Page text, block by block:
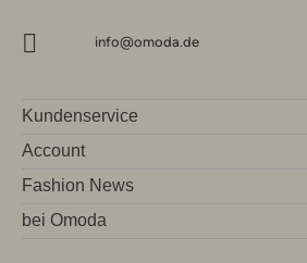
info@omoda.de
Kundenservice
Account
Fashion News
bei Omoda